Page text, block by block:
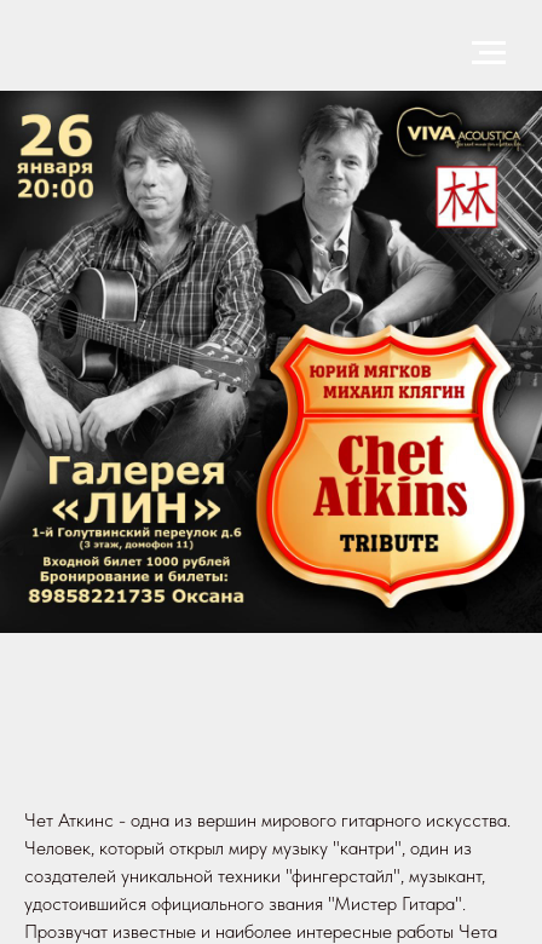
Чет Аткинс - одна из вершин мирового гитарного искусства.
Человек, который открыл миру музыку "кантри", один из
создателей уникальной техники "фингерстайл", музыкант,
удостоившийся официального звания "Мистер Гитара".
Прозвучат известные и наиболее интересные работы Чета